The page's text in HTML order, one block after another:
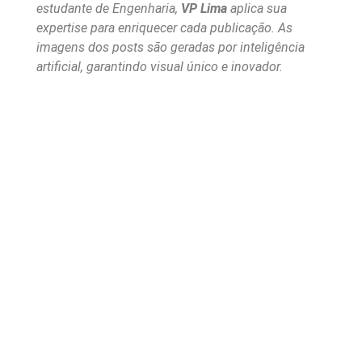
estudante de Engenharia, VP Lima aplica sua
expertise para enriquecer cada publicação. As
imagens dos posts são geradas por inteligência
artificial, garantindo visual único e inovador.